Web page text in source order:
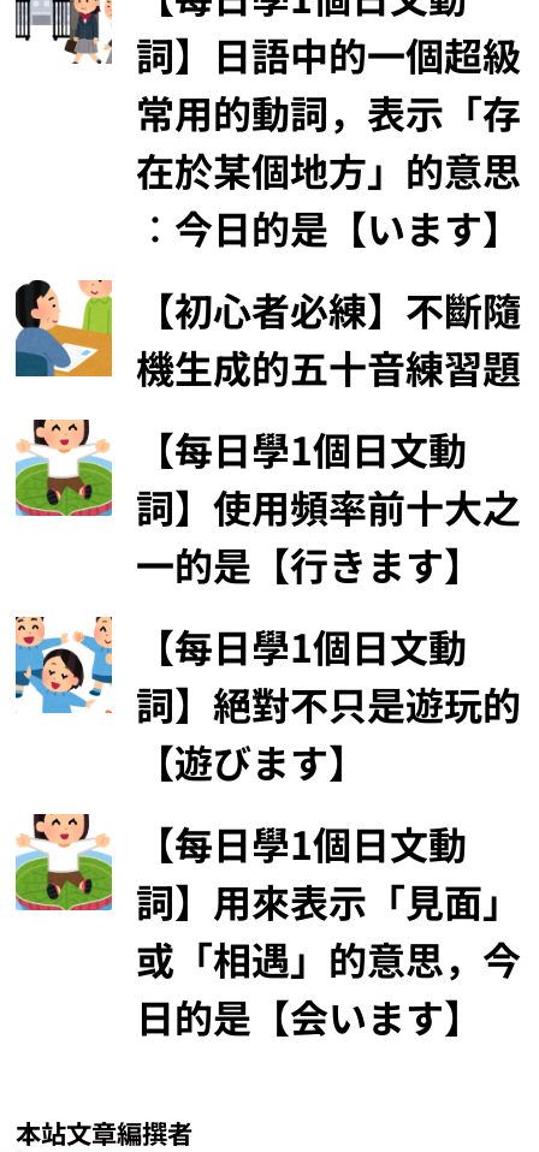
詞】日語中的一個超級
常用的動詞，表示「存
在於某個地方」的意思
︰今日的是【います】
【初心者必練】不斷隨
機生成的五十音練習題
【每日學1個日文動
詞】使用頻率前十大之
一的是【行きます】
【每日學1個日文動
詞】絕對不只是遊玩的
【遊びます】
【每日學1個日文動
詞】用來表示「見面」
或「相遇」的意思，今
日的是【会います】
本站文章編撰者